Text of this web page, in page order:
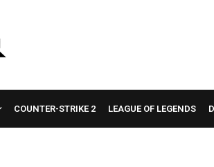
COUNTER-STRIKE 2 LEAGUE OF LEGENDS